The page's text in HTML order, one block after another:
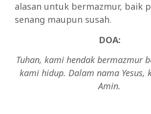
alasan untuk bermazmur, baik
senang maupun susah.
DOA:
Tuhan, kami hendak bermazmur
kami hidup. Dalam nama Yesus,
Amin.